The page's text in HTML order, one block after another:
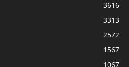
3616
3313
2572
1567
1067